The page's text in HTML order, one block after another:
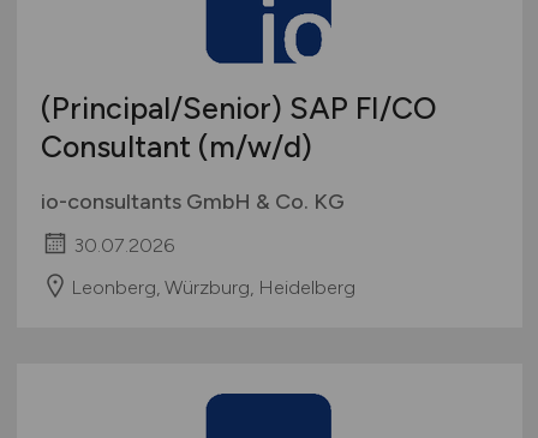
(Principal/Senior) SAP FI/CO
Consultant (m/w/d)
io-consultants GmbH & Co. KG
30.07.2026
Leonberg, Würzburg, Heidelberg